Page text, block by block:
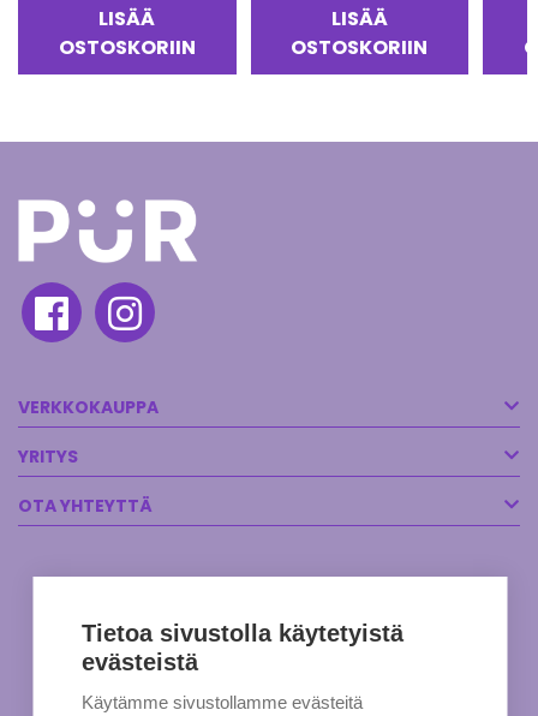
LISÄÄ
OSTOSKORIIN
LISÄÄ
OSTOSKORIIN
VERKKOKAUPPA
YRITYS
OTA YHTEYTTÄ
Tietoa sivustolla käytetyistä
evästeistä
Käytämme sivustollamme evästeitä